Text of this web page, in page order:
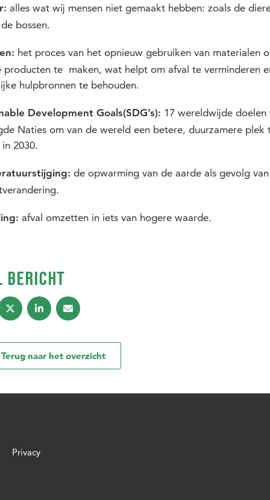
alles wat wij mensen niet gemaakt hebben: zoals de
bossen.
hetproces van het opnieuw gebruiken van materialen
producten te maken, wat helpt om afval te verminderen
hulpbronnen te behouden.
Development Goals(SDG’s): 17 wereldwijde doelen
Naties om van de wereld een betere, duurzamere plek
2030.
de opwarming van de aarde als gevolg van
afval omzetten in iets van hogere waarde.
BERICHT
naar het overzicht
Privacy